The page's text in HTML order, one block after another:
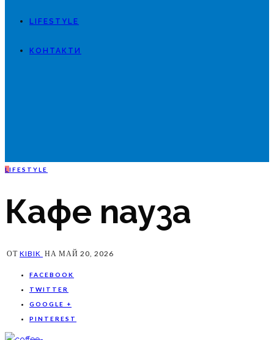
LIFESTYLE
КОНТАКТИ
L IFESTYLE
Кафе пауза
ОТ KIBIK НА МАЙ 20, 2026
FACEBOOK
TWITTER
GOOGLE +
PINTEREST